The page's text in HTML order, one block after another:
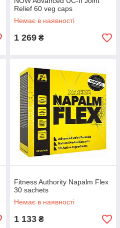
Relief 60 veg caps
Немає в наявності
1 269 ₴
Fitness Authority Napalm Flex
30 sachets
Немає в наявності
1 133 ₴